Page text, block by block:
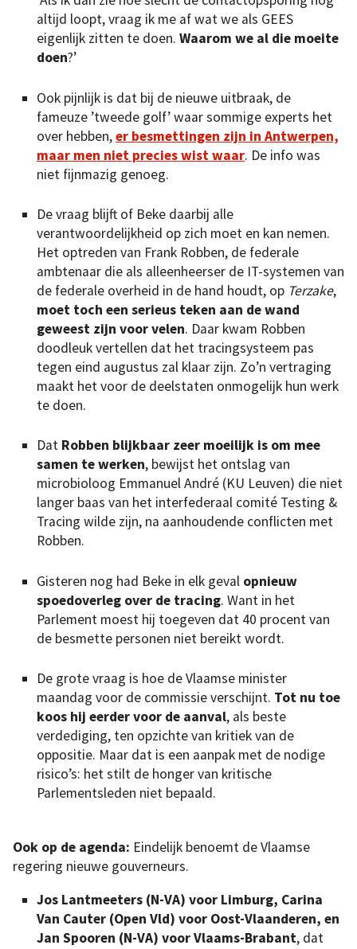
altijd loopt, vraag ik me af wat we als GEES
eigenlijk zitten te doen. Waarom we al die moeite
doen?’
Ook pijnlijk is dat bij de nieuwe uitbraak, de
fameuze ’tweede golf’ waar sommige experts het
over hebben,er besmettingen zijn in Antwerpen,
maar men niet precies wist waar. De info was
niet fijnmazig genoeg.
De vraag blijft of Beke daarbij alle
verantwoordelijkheid op zich moet en kan nemen.
Het optreden van Frank Robben, de federale
ambtenaar die als alleenheerser de IT-systemen van
de federale overheid in de hand houdt, op Terzake,
moet toch een serieus teken aan de wand
geweest zijn voor velen. Daar kwam Robben
doodleuk vertellen dat het tracingsysteem pas
tegen eind augustus zal klaar zijn. Zo’n vertraging
maakt het voor de deelstaten onmogelijk hun werk
te doen.
Dat Robben blijkbaar zeer moeilijk is om mee
samen te werken, bewijst het ontslag van
microbioloog Emmanuel André (KU Leuven) die niet
langer baas van het interfederaal comité Testing &
Tracing wilde zijn, na aanhoudende conflicten met
Robben.
Gisteren nog had Beke in elk geval opnieuw
spoedoverleg over de tracing. Want in het
Parlement moest hij toegeven dat 40 procent van
de besmette personen niet bereikt wordt.
De grote vraag is hoe de Vlaamse minister
maandag voor de commissie verschijnt. Tot nu toe
koos hij eerder voor de aanval, als beste
verdediging, ten opzichte van kritiek van de
oppositie. Maar dat is een aanpak met de nodige
risico’s: het stilt de honger van kritische
Parlementsleden niet bepaald.
Ook op de agenda: Eindelijk benoemt de Vlaamse
regering nieuwe gouverneurs.
Jos Lantmeeters (N-VA) voor Limburg, Carina
Van Cauter (Open Vld) voor Oost-Vlaanderen, en
Jan Spooren (N-VA) voor Vlaams-Brabant, dat